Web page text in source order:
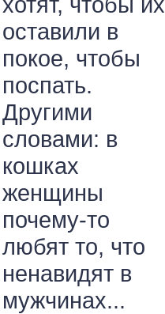
оставили в
покое, чтобы
поспать.
Другими
словами: в
кошках
женщины
почему-то
любят то, что
ненавидят в
мужчинах...